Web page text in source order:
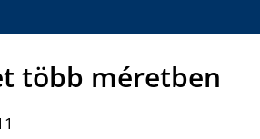
több méretben